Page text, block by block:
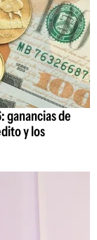
ganancias de
y los